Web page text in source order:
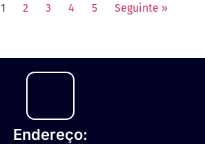
1 2 3 4 5 Seguinte »
Endereço: